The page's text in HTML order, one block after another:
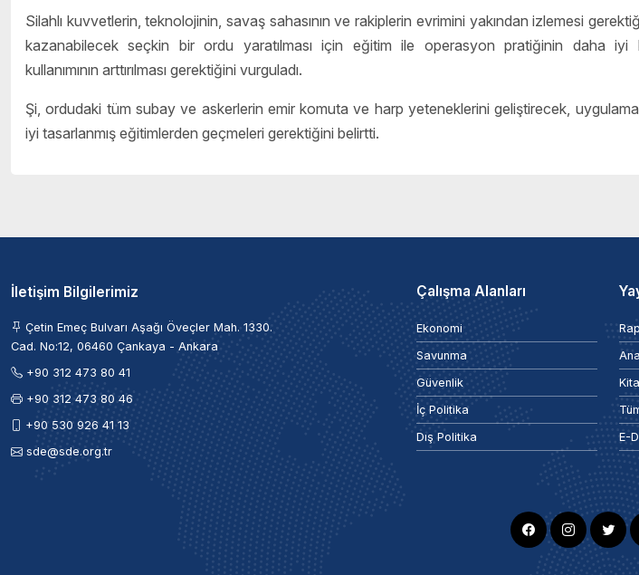
Silahlı kuvvetlerin, teknolojinin, savaş sahasının ve rakiplerin evrimini yakından izlemesi
kazanabilecek seçkin bir ordu yaratılması için eğitim ile operasyon pratiğinin daha iyi
kullanımının arttırılması gerektiğini vurguladı.
Şi, ordudaki tüm subay ve askerlerin emir komuta ve harp yeteneklerini geliştirecek,
iyi tasarlanmış eğitimlerden geçmeleri gerektiğini belirtti.
İletişim Bilgilerimiz
Çetin Emeç Bulvarı Aşağı Öveçler Mah. 1330.
Cad. No:12, 06460 Çankaya - Ankara
+90 312 473 80 41
+90 312 473 80 46
+90 530 926 41 13
sde@sde.org.tr
Çalışma Alanları
Ekonomi
Savunma
Güvenlik
İç Politika
Dış Politika
E-